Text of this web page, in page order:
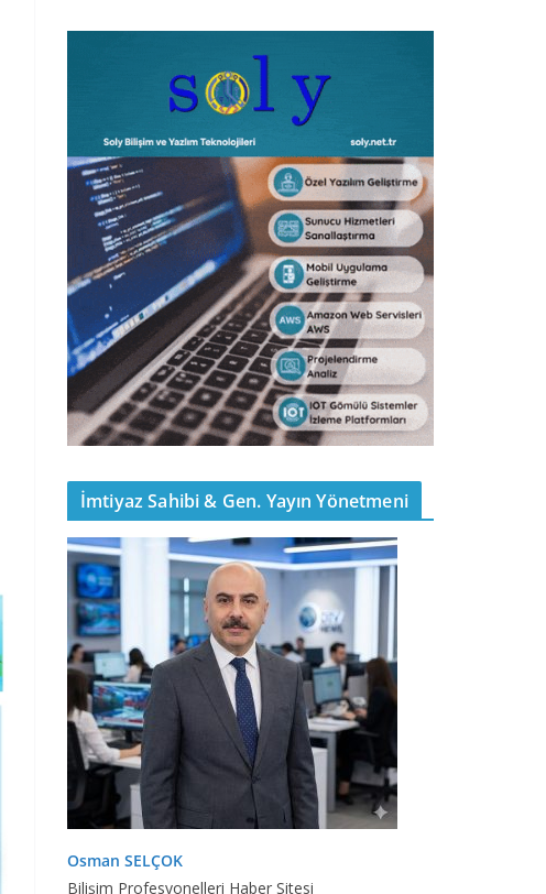
İmtiyaz Sahibi & Gen. Yayın Yönetmeni
Osman SELÇOK
Bilişim Profesyonelleri Haber Sitesi